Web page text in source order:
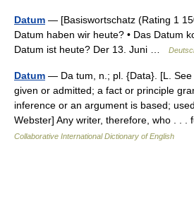
Datum — [Basiswortschatz (Rating 1
Datum haben wir heute? • Das Datum
Datum ist heute? Der 13. Juni …
Datum — Da tum, n.; pl. {Data}. [L.
given or admitted; a fact or principle
inference or an argument is based;
Webster] Any writer, therefore, who . .
Collaborative International Dictionary of English